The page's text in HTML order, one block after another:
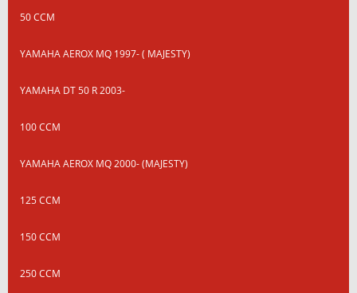
50 CCM
YAMAHA AEROX MQ 1997- ( MAJESTY)
YAMAHA DT 50 R 2003-
100 CCM
YAMAHA AEROX MQ 2000- (MAJESTY)
125 CCM
150 CCM
250 CCM